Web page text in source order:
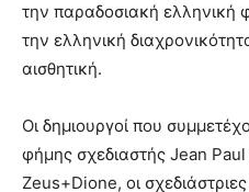
την παραδοσιακή ελληνική
την ελληνική
αισθητική.
Οι δημιουργοί που
φήμης σχεδιαστής Jean
Zeus+Dione, οι